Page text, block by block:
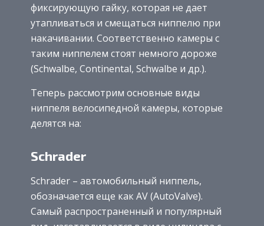
фиксирующую гайку, которая не дает
утапливаться и смещаться ниппелю при
накачивании. Соответственно камеры с
таким ниппелем стоят немного дороже
(Schwalbe, Continental, Schwalbe и др.).
Теперь рассмотрим основные виды
ниппеля велосипедной камеры, которые
делятся на:
Schrader
Schrader – автомобильный ниппель,
обозначается еще как AV (AutoValve).
Самый распространенный и популярный